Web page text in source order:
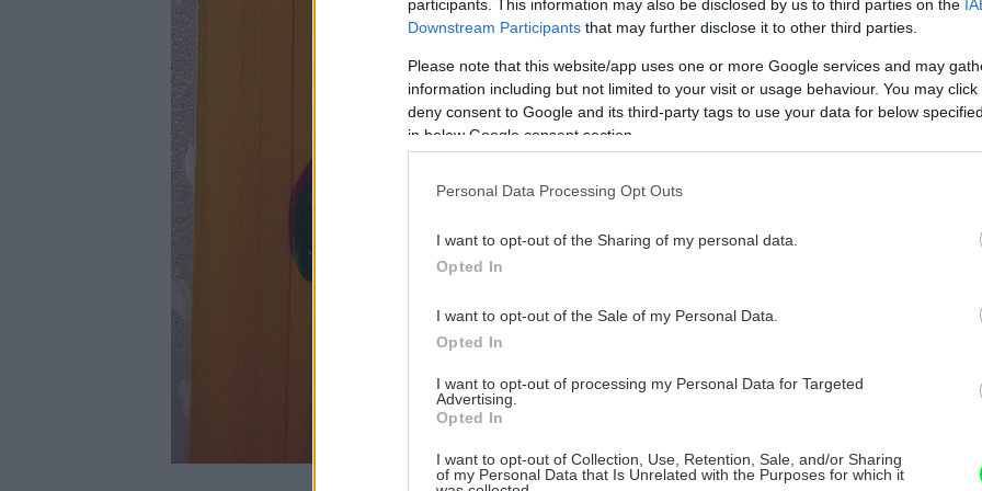
participants. This information may also be disclosed by us to third parties on the
Downstream Participants that may further disclose it to other third parties.
Please note that this website/app uses one or more Google services and may
information including but not limited to your visit or usage behaviour. You may
deny consent to Google and its third-party tags to use your data for below
in below Google consent section.
Personal Data Processing Opt Outs
I want to opt-out of the Sharing of my personal data.
Opted In
I want to opt-out of the Sale of my Personal Data.
Opted In
I want to opt-out of processing my Personal Data for Targeted
Advertising.
Opted In
I want to opt-out of Collection, Use, Retention, Sale, and/or Sharing
of my Personal Data that Is Unrelated with the Purposes for which it